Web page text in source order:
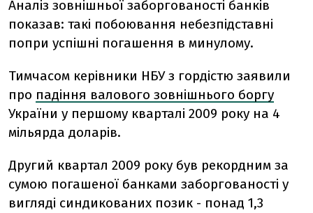
Аналіз зовнішньої заборгованості банків
показав: такі побоювання небезпідставні
попри успішні погашення в минулому.
Тимчасом керівники НБУ з гордістю заявили
про падіння валового зовнішнього боргу
України у першому кварталі 2009 року на 4
мільярда доларів.
Другий квартал 2009 року був рекордним за
сумою погашеної банками заборгованості у
вигляді синдикованих позик - понад 1,3